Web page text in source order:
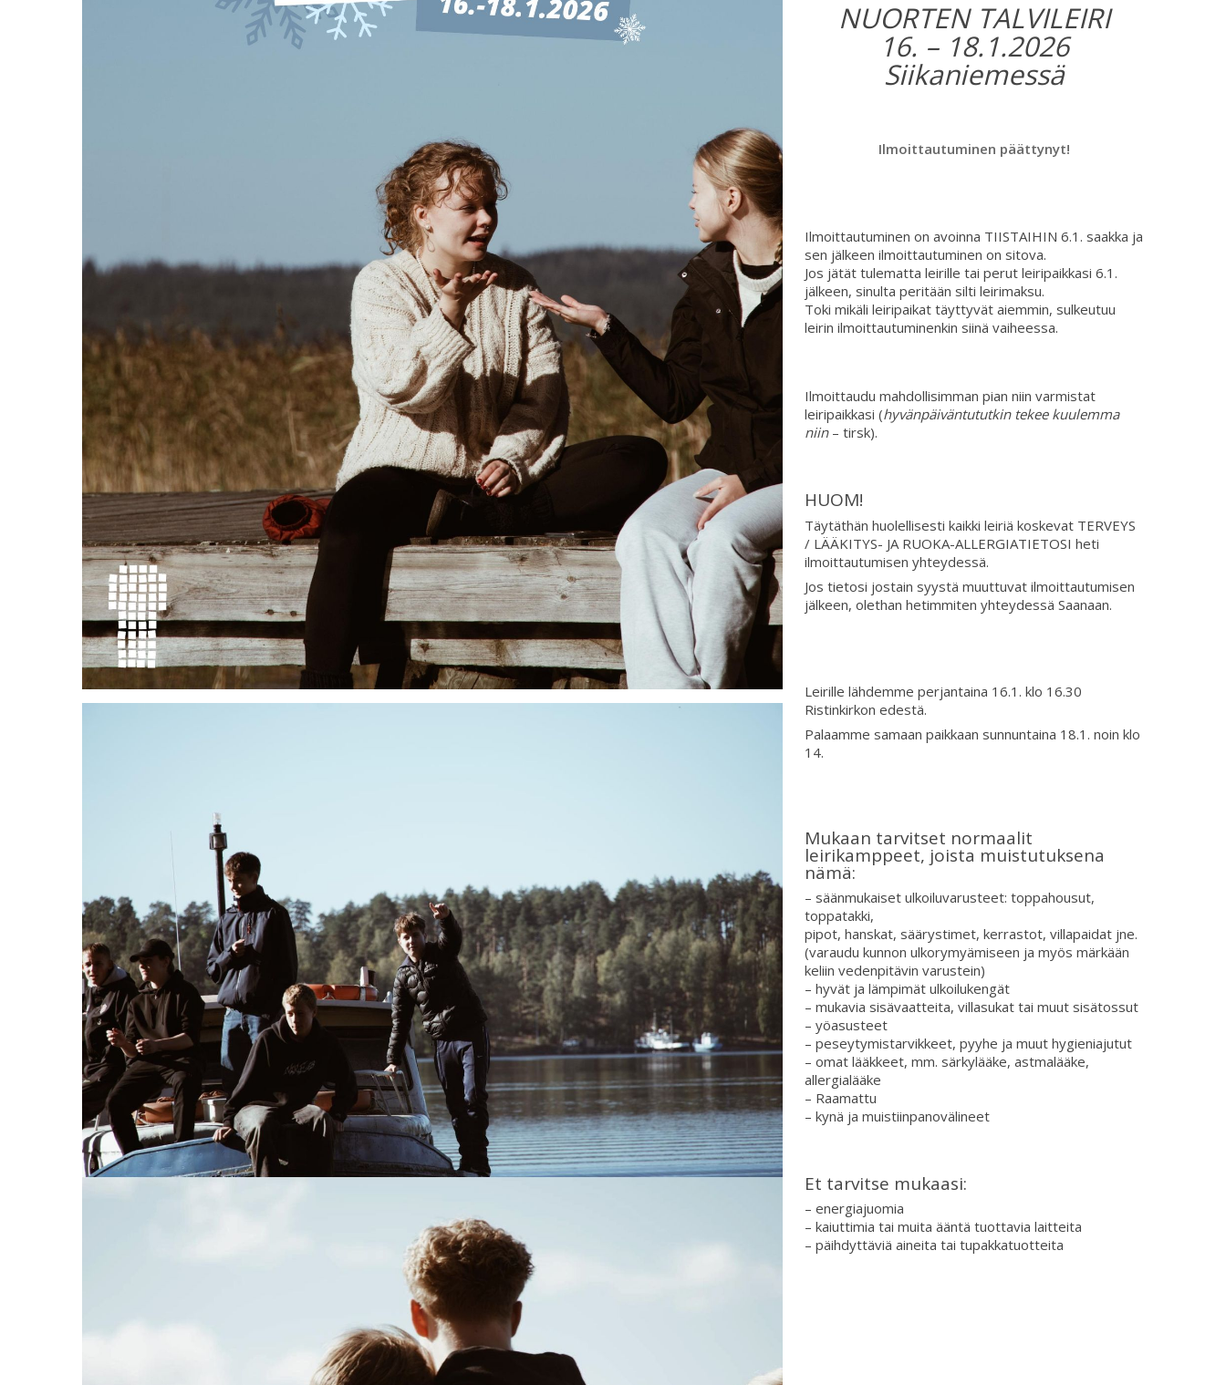
NUORTEN TALVILEIRI
16. – 18.1.2026
Siikaniemessä
Ilmoittautuminen päättynyt!
Ilmoittautuminen on avoinna TIISTAIHIN 6.1. saakka ja
sen jälkeen ilmoittautuminen on sitova.
Jos jätät tulematta leirille tai perut leiripaikkasi 6.1.
jälkeen, sinulta peritään silti leirimaksu.
Toki mikäli leiripaikat täyttyvät aiemmin, sulkeutuu
leirin ilmoittautuminenkin siinä vaiheessa.
Ilmoittaudu mahdollisimman pian niin varmistat
leiripaikkasi (hyvänpäiväntututkin tekee kuulemma
niin– tirsk).
HUOM!
Täytäthän huolellisesti kaikki leiriä koskevat TERVEYS
/ LÄÄKITYS- JA RUOKA-ALLERGIATIETOSI heti
ilmoittautumisen yhteydessä.
Jos tietosi jostain syystä muuttuvat ilmoittautumisen
jälkeen, olethan hetimmiten yhteydessä Saanaan.
Leirille lähdemme perjantaina 16.1. klo 16.30
Ristinkirkon edestä.
Palaamme samaan paikkaan sunnuntaina 18.1. noin klo
14.
Mukaan tarvitset normaalit
leirikamppeet, joista muistutuksena
nämä:
– säänmukaiset ulkoiluvarusteet: toppahousut,
toppatakki,
pipot, hanskat, säärystimet, kerrastot, villapaidat jne.
(varaudu kunnon ulkorymyämiseen ja myös märkään
keliin vedenpitävin varustein)
– hyvät ja lämpimät ulkoilukengät
– mukavia sisävaatteita, villasukat tai muut sisätossut
– yöasusteet
– peseytymistarvikkeet, pyyhe ja muut hygieniajutut
– omat lääkkeet, mm. särkylääke, astmalääke,
allergialääke
– Raamattu
– kynä ja muistiinpanovälineet
Et tarvitse mukaasi:
– energiajuomia
– kaiuttimia tai muita ääntä tuottavia laitteita
– päihdyttäviä aineita tai tupakkatuotteita